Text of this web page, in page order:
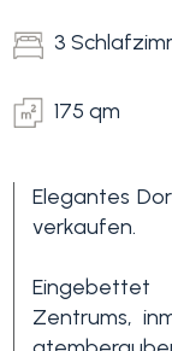
3
175 qm
Elegantes
verkaufen.
Zentrums,
Schlafzimmer